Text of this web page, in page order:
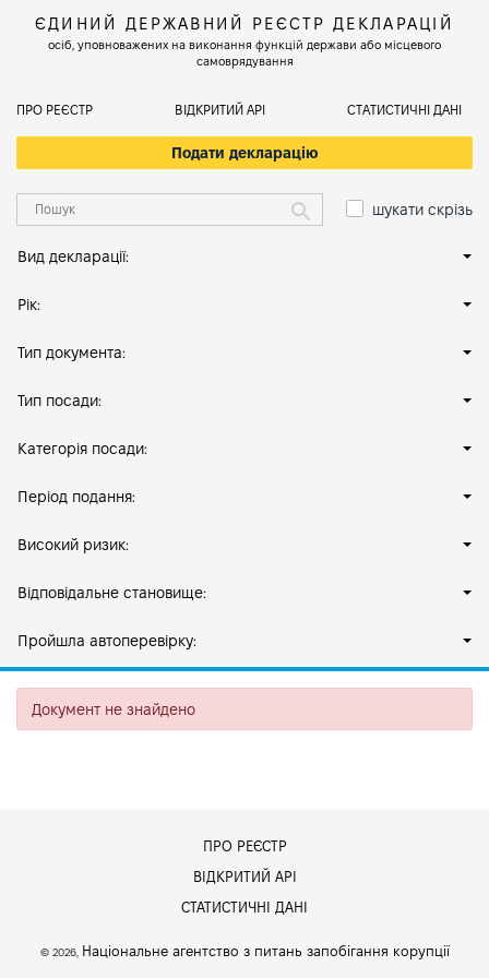
ЄДИНИЙ ДЕРЖАВНИЙ РЕЄСТР ДЕКЛАРАЦІЙ
осіб, уповноважених на виконання функцій держави або місцевого
самоврядування
ПРО РЕЄСТР ВІДКРИТИЙ АРІ СТАТИСТИЧНІ ДАНІ
Подати декларацію
шукати скрізь
Вид декларації:
Рік:
Тип документа:
Тип посади:
Категорія посади:
Період подання:
Високий ризик:
Відповідальне становище:
Пройшла автоперевірку:
Документ не знайдено
ПРО РЕЄСТР
ВІДКРИТИЙ АРІ
СТАТИСТИЧНІ ДАНІ
© 2026, Національне агентство з питань запобігання корупції